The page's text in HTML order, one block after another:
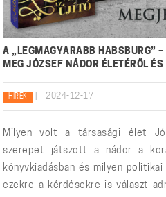
A „LEGMAGYARABB HABSBURG”
MEG JÓZSEF NÁDOR ÉLETÉRŐL
HÍREK 2024-12-17
Milyen volt a társasági élet
szerepet játszott a nádor a
könyvkiadásban és milyen
ezekre a kérdésekre is választ